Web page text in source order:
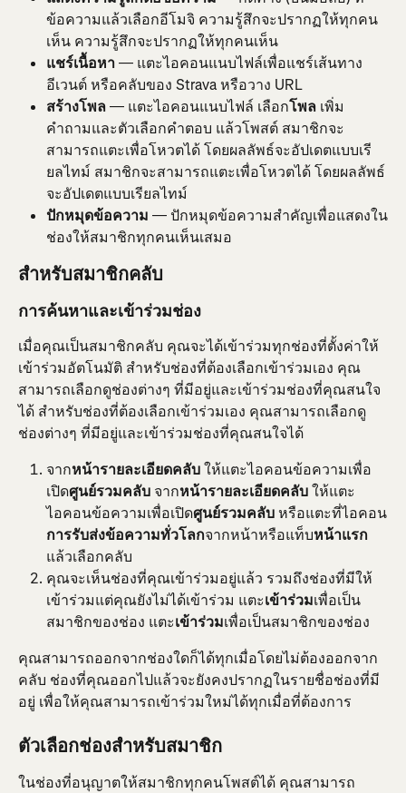
ข้อความแล้วเลือกอีโมจิ ความรู้สึกจะปรากฏให้ทุกคน
เห็น ความรู้สึกจะปรากฏให้ทุกคนเห็น
แชร์เนื้อหา — แตะไอคอนแนบไฟล์เพื่อแชร์เส้นทาง
อีเวนต์ หรือคลับของ Strava หรือวาง URL
สร้างโพล — แตะไอคอนแนบไฟล์ เลือกโพล เพิ่ม
คำถามและตัวเลือกคำตอบ แล้วโพสต์ สมาชิกจะ
สามารถแตะเพื่อโหวตได้ โดยผลลัพธ์จะอัปเดตแบบเรี
ยลไทม์ สมาชิกจะสามารถแตะเพื่อโหวตได้ โดยผลลัพธ์
จะอัปเดตแบบเรียลไทม์
ปักหมุดข้อความ — ปักหมุดข้อความสำคัญเพื่อแสดงใน
ช่องให้สมาชิกทุกคนเห็นเสมอ
สำหรับสมาชิกคลับ
การค้นหาและเข้าร่วมช่อง
เมื่อคุณเป็นสมาชิกคลับ คุณจะได้เข้าร่วมทุกช่องที่ตั้งค่าให้
เข้าร่วมอัตโนมัติ สำหรับช่องที่ต้องเลือกเข้าร่วมเอง คุณ
สามารถเลือกดูช่องต่างๆ ที่มีอยู่และเข้าร่วมช่องที่คุณสนใจ
ได้ สำหรับช่องที่ต้องเลือกเข้าร่วมเอง คุณสามารถเลือกดู
ช่องต่างๆ ที่มีอยู่และเข้าร่วมช่องที่คุณสนใจได้
จากหน้ารายละเอียดคลับ ให้แตะไอคอนข้อความเพื่อ
เปิดศูนย์รวมคลับ จากหน้ารายละเอียดคลับ ให้แตะ
ไอคอนข้อความเพื่อเปิดศูนย์รวมคลับ หรือแตะที่ไอคอน
การรับส่งข้อความทั่วโลกจากหน้าหรือแท็บหน้าแรก
แล้วเลือกคลับ
คุณจะเห็นช่องที่คุณเข้าร่วมอยู่แล้ว รวมถึงช่องที่มีให้
เข้าร่วมแต่คุณยังไม่ได้เข้าร่วม แตะเข้าร่วมเพื่อเป็น
สมาชิกของช่อง แตะเข้าร่วมเพื่อเป็นสมาชิกของช่อง
คุณสามารถออกจากช่องใดก็ได้ทุกเมื่อโดยไม่ต้องออกจาก
คลับ ช่องที่คุณออกไปแล้วจะยังคงปรากฏในรายชื่อช่องที่มี
อยู่ เพื่อให้คุณสามารถเข้าร่วมใหม่ได้ทุกเมื่อที่ต้องการ
ตัวเลือกช่องสำหรับสมาชิก
ในช่องที่อนุญาตให้สมาชิกทุกคนโพสต์ได้ คุณสามารถ